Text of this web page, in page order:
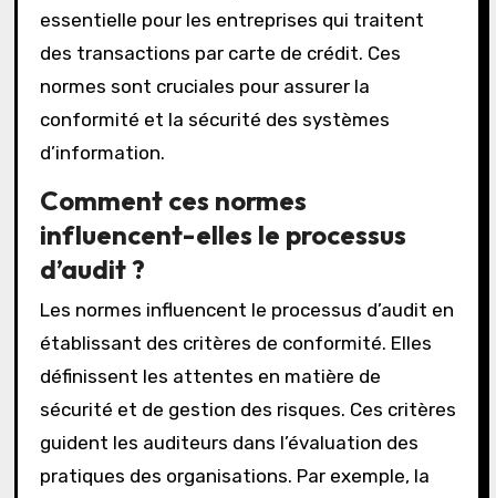
essentielle pour les entreprises qui traitent
des transactions par carte de crédit. Ces
normes sont cruciales pour assurer la
conformité et la sécurité des systèmes
d’information.
Comment ces normes
influencent-elles le processus
d’audit ?
Les normes influencent le processus d’audit en
établissant des critères de conformité. Elles
définissent les attentes en matière de
sécurité et de gestion des risques. Ces critères
guident les auditeurs dans l’évaluation des
pratiques des organisations. Par exemple, la